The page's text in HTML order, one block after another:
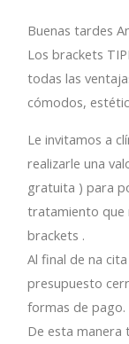
Buenas tardes
Los brackets
todas las
cómodos,
Le invitamos a
realizarle una
gratuita ) para
tratamiento que
brackets .
Al final de na
presupuesto
formas de pago.
De esta manera